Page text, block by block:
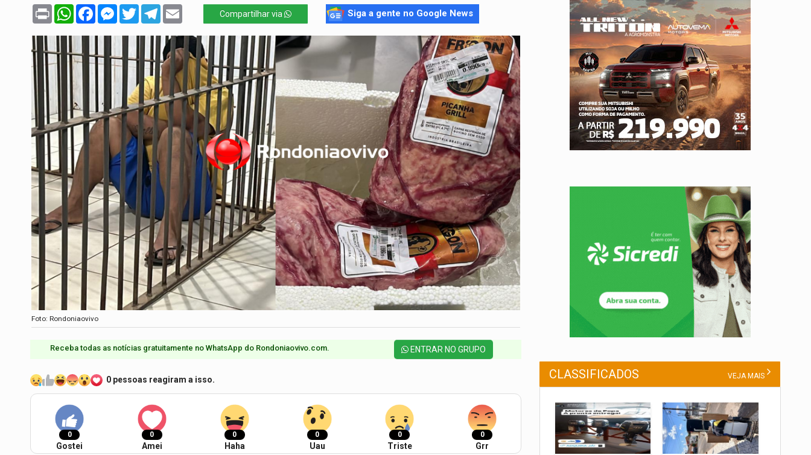
Print WhatsAppFacebookMessenger
TwitterTelegram Compartilhar via Siga a gente no Google News
Foto: Rondoniaovivo
Receba todas as notícias gratuitamente no WhatsApp do Rondoniaovivo.com.​ ENTRAR NO GRUPO
0 pessoas reagiram a isso.
0
Gostei
0
Amei
0
Haha
0
Uau
0
Triste
0
Grr
CLASSIFICADOS VEJA MAIS